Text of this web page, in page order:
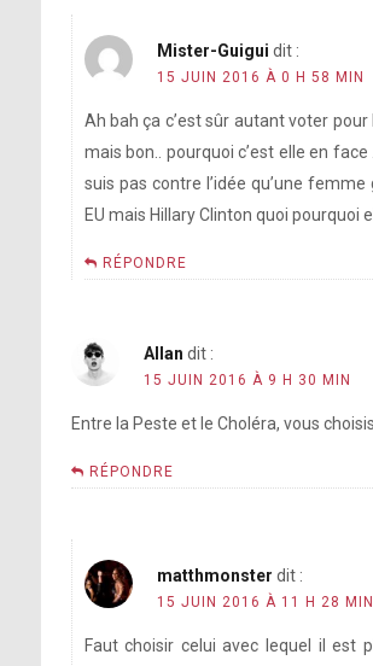
Mister-Guigui dit :
15 JUIN 2016 À 0 H 58 MIN
Ah bah ça c’est sûr autant voter pour
mais bon.. pourquoi c’est elle en face
suis pas contre l’idée qu’une femme
EU mais Hillary Clinton quoi pourquoi
RÉPONDRE
Allan dit :
15 JUIN 2016 À 9 H 30 MIN
Entre la Peste et le Choléra, vous
RÉPONDRE
matthmonster dit :
15 JUIN 2016 À 11 H 28 MIN
Faut choisir celui avec lequel il est